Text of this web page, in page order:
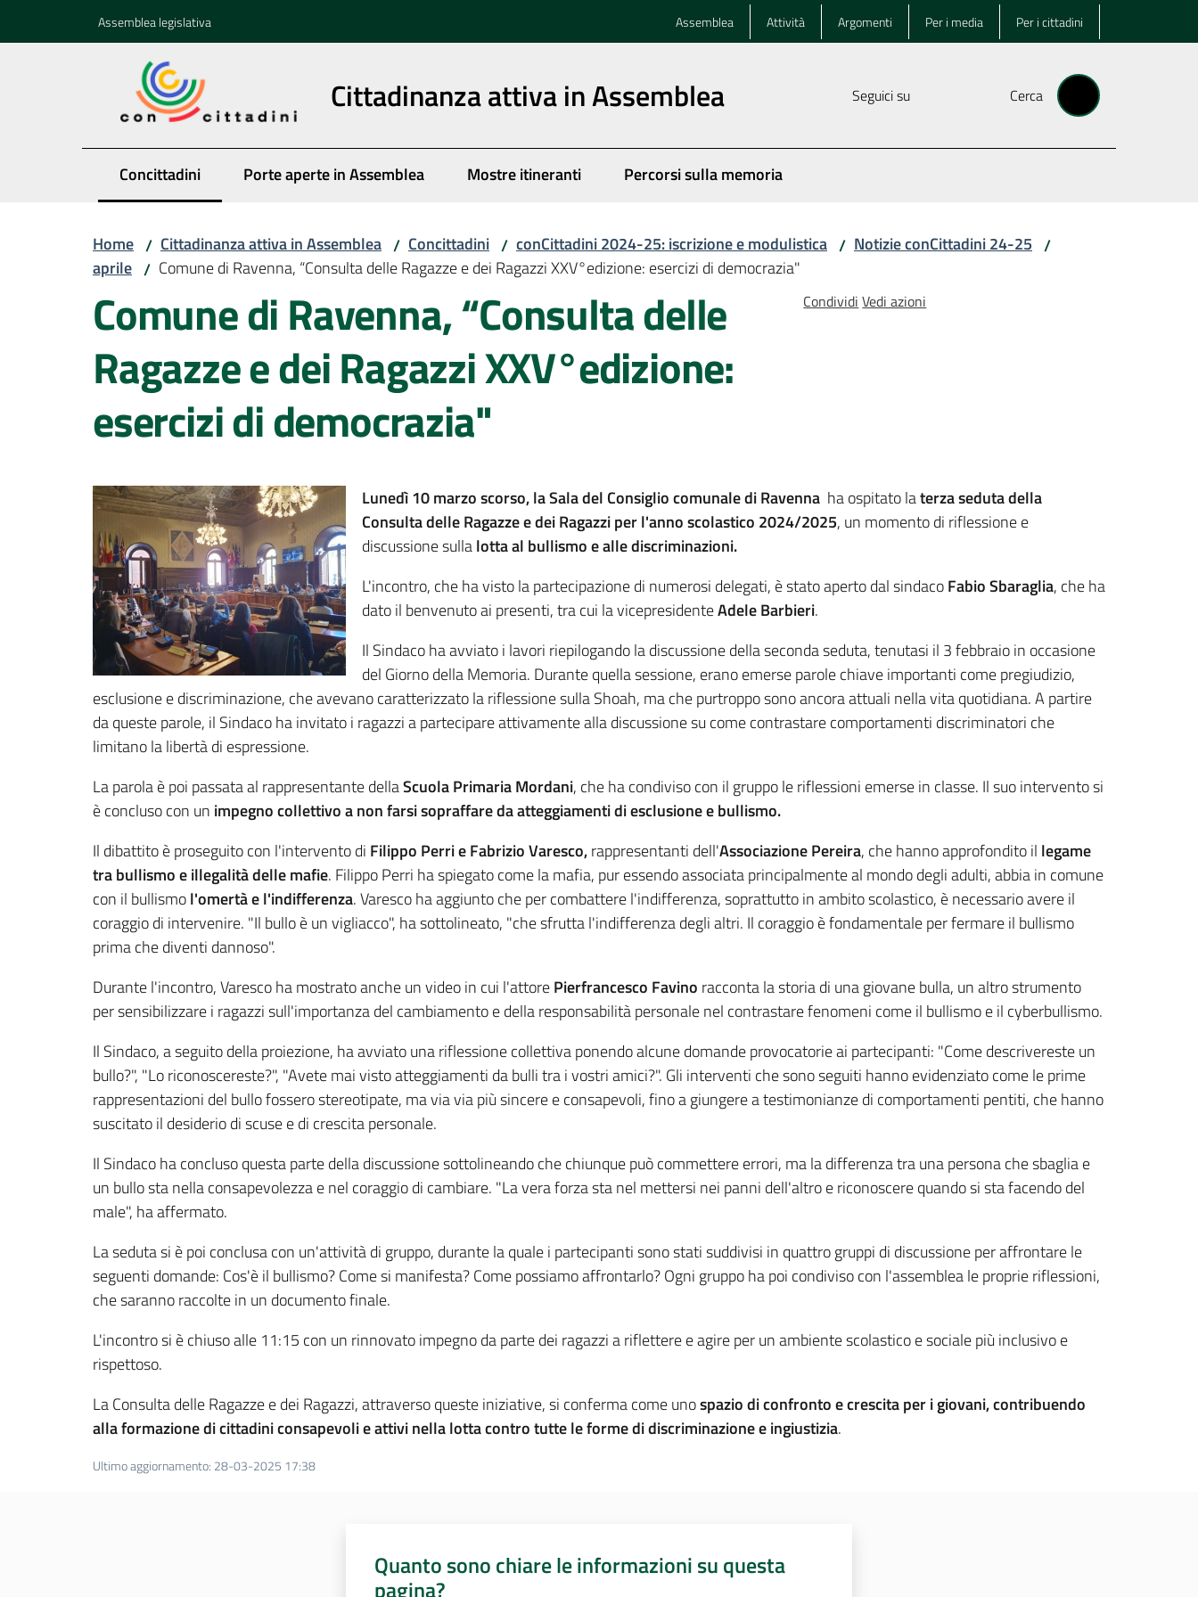
Assemblea legislativa Assemblea Attività Argomenti Per i media Per i cittadini
Cittadinanza attiva in Assemblea Seguici su Cerca
Concittadini
Menu selezionato Porte aperte in Assemblea Mostre itineranti Percorsi sulla memoria
Home / Cittadinanza attiva in Assemblea / Concittadini / conCittadini 2024-25: iscrizione e modulistica / Notizie conCittadini 24-25 /
aprile / Comune di Ravenna, “Consulta delle Ragazze e dei Ragazzi XXV°edizione: esercizi di democrazia"
Comune di Ravenna, “Consulta delle
Ragazze e dei Ragazzi XXV°edizione:
esercizi di democrazia"
Condividi Vedi azioni
Lunedì 10 marzo scorso, la Sala del Consiglio comunale di Ravenna ha ospitato laterza seduta della
Consulta delle Ragazze e dei Ragazzi per l'anno scolastico 2024/2025, un momento di riflessione e
discussione sullalotta al bullismo e alle discriminazioni.
L'incontro, che ha visto la partecipazione di numerosi delegati, è stato aperto dal sindacoFabio Sbaraglia, che ha
dato il benvenuto ai presenti, tra cui la vicepresidenteAdele Barbieri.
Il Sindaco ha avviato i lavori riepilogando la discussione della seconda seduta, tenutasi il 3 febbraio in occasione
del Giorno della Memoria. Durante quella sessione, erano emerse parole chiave importanti come pregiudizio,
esclusione e discriminazione, che avevano caratterizzato la riflessione sulla Shoah, ma che purtroppo sono ancora attuali nella vita quotidiana. A partire
da queste parole, il Sindaco ha invitato i ragazzi a partecipare attivamente alla discussione su come contrastare comportamenti discriminatori che
limitano la libertà di espressione.
La parola è poi passata al rappresentante dellaScuola Primaria Mordani, che ha condiviso con il gruppo le riflessioni emerse in classe. Il suo intervento si
è concluso con un impegno collettivo a non farsi sopraffare da atteggiamenti di esclusione e bullismo.
Il dibattito è proseguito con l'intervento di Filippo Perri e Fabrizio Varesco,rappresentanti dell'Associazione Pereira, che hanno approfondito il legame
tra bullismo e illegalità delle mafie. Filippo Perri ha spiegato come la mafia, pur essendo associata principalmente al mondo degli adulti, abbia in comune
con il bullismol'omertà e l'indifferenza. Varesco ha aggiunto che per combattere l'indifferenza, soprattutto in ambito scolastico, è necessario avere il
coraggio di intervenire. "Il bullo è un vigliacco", ha sottolineato, "che sfrutta l'indifferenza degli altri. Il coraggio è fondamentale per fermare il bullismo
prima che diventi dannoso".
Durante l'incontro, Varesco ha mostrato anche un video in cui l'attorePierfrancesco Favino racconta la storia di una giovane bulla, un altro strumento
per sensibilizzare i ragazzi sull'importanza del cambiamento e della responsabilità personale nel contrastare fenomeni come il bullismo e il cyberbullismo.
Il Sindaco, a seguito della proiezione, ha avviato una riflessione collettiva ponendo alcune domande provocatorie ai partecipanti: "Come descrivereste un
bullo?", "Lo riconoscereste?", "Avete mai visto atteggiamenti da bulli tra i vostri amici?". Gli interventi che sono seguiti hanno evidenziato come le prime
rappresentazioni del bullo fossero stereotipate, ma via via più sincere e consapevoli, fino a giungere a testimonianze di comportamenti pentiti, che hanno
suscitato il desiderio di scuse e di crescita personale.
Il Sindaco ha concluso questa parte della discussione sottolineando che chiunque può commettere errori, ma la differenza tra una persona che sbaglia e
un bullo sta nella consapevolezza e nel coraggio di cambiare. "La vera forza sta nel mettersi nei panni dell'altro e riconoscere quando si sta facendo del
male", ha affermato.
La seduta si è poi conclusa con un'attività di gruppo, durante la quale i partecipanti sono stati suddivisi in quattro gruppi di discussione per affrontare le
seguenti domande: Cos'è il bullismo? Come si manifesta? Come possiamo affrontarlo? Ogni gruppo ha poi condiviso con l'assemblea le proprie riflessioni,
che saranno raccolte in un documento finale.
L'incontro si è chiuso alle 11:15 con un rinnovato impegno da parte dei ragazzi a riflettere e agire per un ambiente scolastico e sociale più inclusivo e
rispettoso.
La Consulta delle Ragazze e dei Ragazzi, attraverso queste iniziative, si conferma come unospazio di confronto e crescita per i giovani, contribuendo
alla formazione di cittadini consapevoli e attivi nella lotta contro tutte le forme di discriminazione e ingiustizia.
Ultimo aggiornamento: 28-03-2025 17:38
Quanto sono chiare le informazioni su questa
pagina?